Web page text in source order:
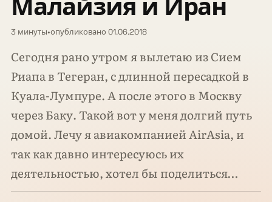
Малайзия и Иран
3 минуты•опубликовано 01.06.2018
Сегодня рано утром я вылетаю из Сием
Риапа в Тегеран, с длинной пересадкой в
Куала-Лумпуре. А после этого в Москву
через Баку. Такой вот у меня долгий путь
домой. Лечу я авиакомпанией AirAsia, и
так как давно интересуюсь их
деятельностью, хотел бы поделиться…